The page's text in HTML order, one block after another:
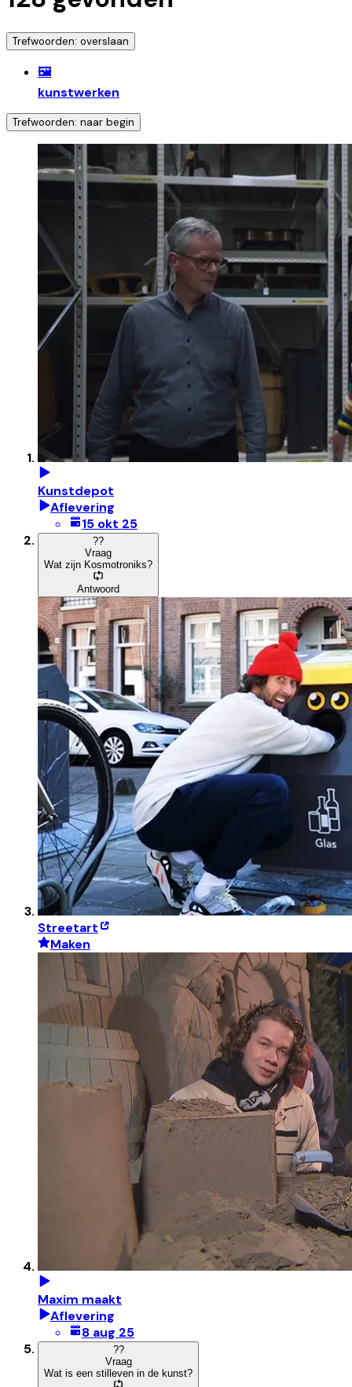
Trefwoorden: overslaan
🖼️
kunstwerken
Trefwoorden: naar begin
Kunstdepot
Aflevering
15 okt 25
??
Vraag
Wat zijn Kosmotroniks?
Antwoord
Streetart
Maken
Maxim maakt
Aflevering
8 aug 25
??
Vraag
Wat is een stilleven in de kunst?